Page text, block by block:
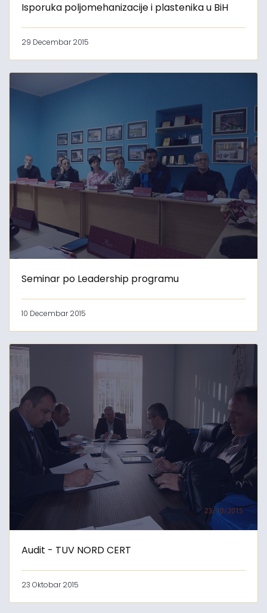
Isporuka poljomehanizacije i plastenika u BiH
29 Decembar 2015
Seminar po Leadership programu
10 Decembar 2015
Audit - TUV NORD CERT
23 Oktobar 2015